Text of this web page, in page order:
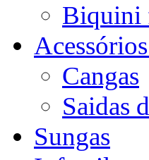
Biquini
Cangas
Saidas
Sungas